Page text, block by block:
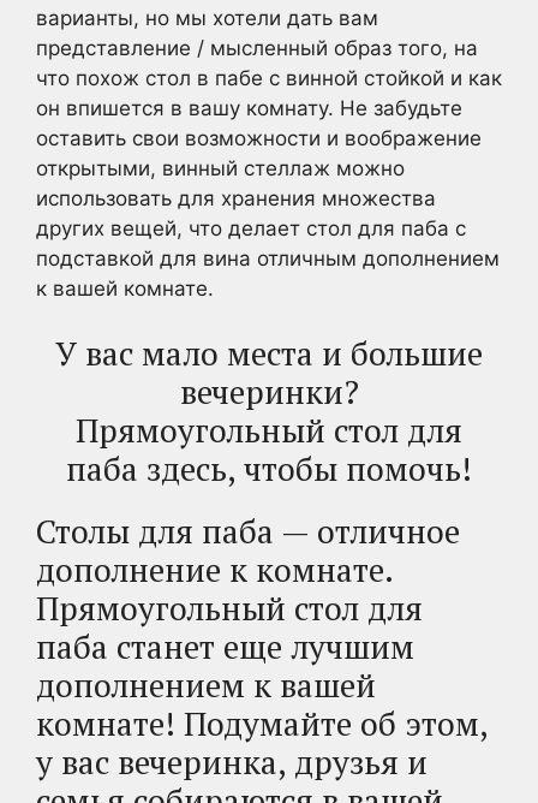
варианты, но мы хотели дать вам
представление / мысленный образ того, на
что похож стол в пабе с винной стойкой и как
он впишется в вашу комнату. Не забудьте
оставить свои возможности и воображение
открытыми, винный стеллаж можно
использовать для хранения множества
других вещей, что делает стол для паба с
подставкой для вина отличным дополнением
к вашей комнате.
У вас мало места и большие
вечеринки?
Прямоугольный стол для
паба здесь, чтобы помочь!
Столы для паба — отличное
дополнение к комнате.
Прямоугольный стол для
паба станет еще лучшим
дополнением к вашей
комнате! Подумайте об этом,
у вас вечеринка, друзья и